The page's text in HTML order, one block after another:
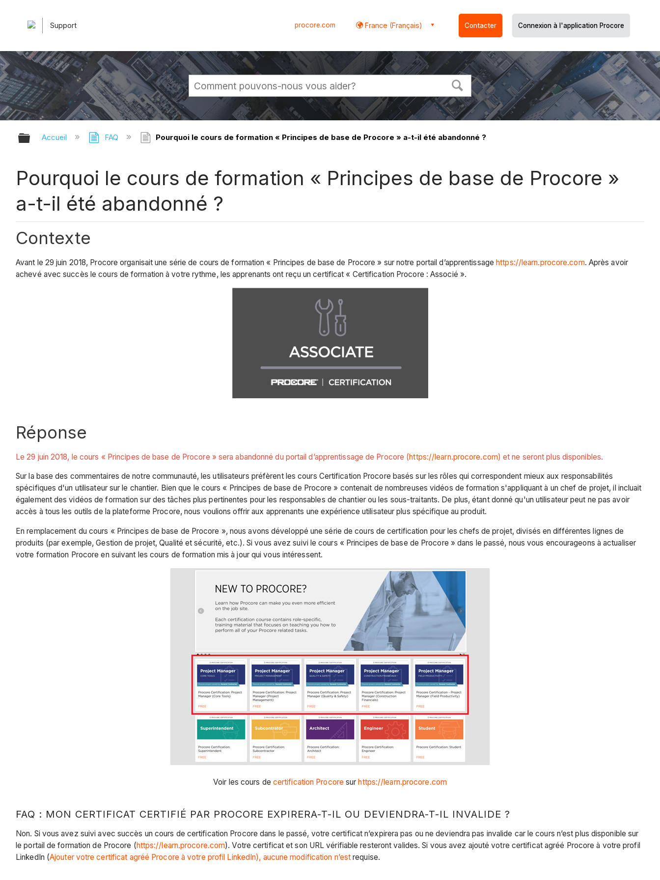
Support procore.com France (Français) Contacter Connexion à l'application Procore
Développer/réduire la hiérarchie globale
Accueil FAQ Pourquoi le cours de formation « Principes de base de Procore » a-t-il été abandonné ?
Pourquoi le cours de formation « Principes de base de Procore »
a-t-il été abandonné ?
Contexte
Avant le 29 juin 2018, Procore organisait une série de cours de formation « Principes de base de Procore » sur notre portail d’apprentissagehttps://learn.procore.com. Après avoir
achevé avec succès le cours de formation à votre rythme, les apprenants ont reçu un certificat « Certification Procore : Associé ».
Réponse
Le 29 juin 2018, le cours « Principes de base de Procore » sera abandonné du portail d’apprentissage de Procore (https://learn.procore.com) et ne seront plus disponibles.
Sur la base des commentaires de notre communauté, les utilisateurs préfèrent les cours Certification Procore basés sur les rôles qui correspondent mieux aux responsabilités
spécifiques d'un utilisateur sur le chantier. Bien que le cours « Principes de base de Procore » contenait de nombreuses vidéos de formation s'appliquant à un chef de projet, il incluait
également des vidéos de formation sur des tâches plus pertinentes pour les responsables de chantier ou les sous-traitants. De plus, étant donné qu'un utilisateur peut ne pas avoir
accès à tous les outils de la plateforme Procore, nous voulions offrir aux apprenants une expérience utilisateur plus spécifique au produit.
En remplacement du cours « Principes de base de Procore », nous avons développé une série de cours de certification pour les chefs de projet, divisés en différentes lignes de
produits (par exemple, Gestion de projet, Qualité et sécurité, etc.). Si vous avez suivi le cours « Principes de base de Procore » dans le passé, nous vous encourageons à actualiser
votre formation Procore en suivant les cours de formation mis à jour qui vous intéressent.
Voir les cours de certification Procore surhttps://learn.procore.com
FAQ : MON CERTIFICAT CERTIFIÉ PAR PROCORE EXPIRERA-T-IL OU DEVIENDRA-T-IL INVALIDE ?
Non. Si vous avez suivi avec succès un cours de certification Procore dans le passé, votre certificat n’expirera pas ou ne deviendra pas invalide car le cours n’est plus disponible sur
le portail de formation de Procore (https://learn.procore.com). Votre certificat et son URL vérifiable resteront valides. Si vous avez ajouté votre certificat agréé Procore à votre profil
LinkedIn (Ajouter votre certificat agréé Procore à votre profil LinkedIn), aucune modification n’est requise.